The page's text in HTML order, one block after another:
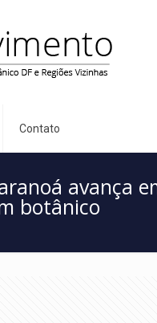
Contato
avança
botânico